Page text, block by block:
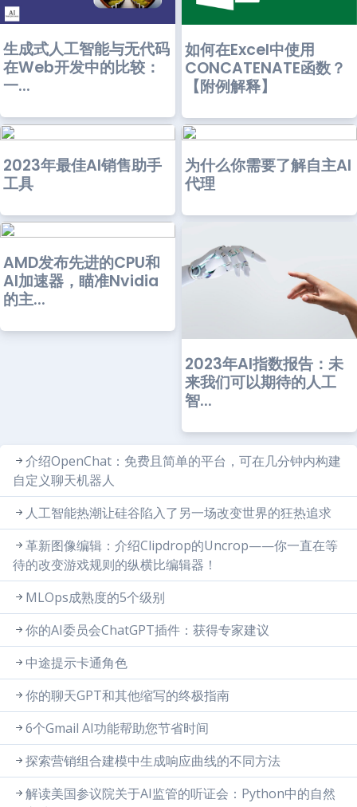
生成式人工智能与无代码
在Web开发中的比较：
一...
如何在Excel中使用
CONCATENATE函数？
【附例解释】
2023年最佳AI销售助手
工具
为什么你需要了解自主AI
代理
AMD发布先进的CPU和
AI加速器，瞄准Nvidia
的主...
2023年AI指数报告：未
来我们可以期待的人工
智...
介绍OpenChat：免费且简单的平台，可在几分钟内构建
自定义聊天机器人
人工智能热潮让硅谷陷入了另一场改变世界的狂热追求
革新图像编辑：介绍Clipdrop的Uncrop——你一直在等
待的改变游戏规则的纵横比编辑器！
MLOps成熟度的5个级别
你的AI委员会ChatGPT插件：获得专家建议
中途提示卡通角色
你的聊天GPT和其他缩写的终极指南
6个Gmail AI功能帮助您节省时间
探索营销组合建模中生成响应曲线的不同方法
解读美国参议院关于AI监管的听证会：Python中的自然